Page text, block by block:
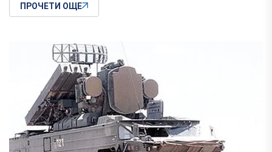
ПРОЧЕТИ ОЩЕ